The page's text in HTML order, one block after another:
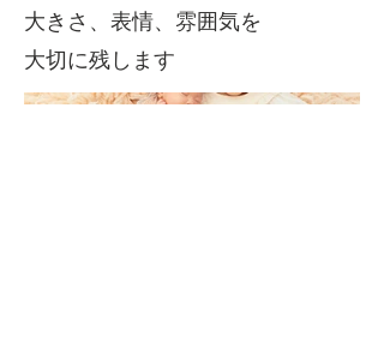
大きさ、表情、雰囲気を
大切に残します